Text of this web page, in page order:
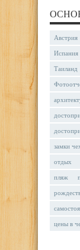
Австрия
Испания
Таиланд
замки
отдых
пляж
цены в